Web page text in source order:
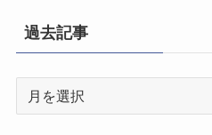
過去記事